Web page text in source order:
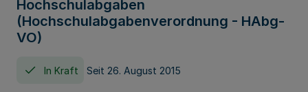
Hochschulabgaben
(Hochschulabgabenverordnung - HAbg-
VO)
In Kraft Seit 26. August 2015